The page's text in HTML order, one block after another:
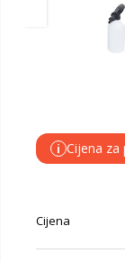
i Cijena za
Cijena